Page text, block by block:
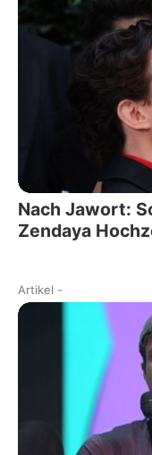
Nach Jawort:
Zendaya
Artikel -